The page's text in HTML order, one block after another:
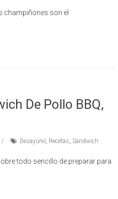
champiñones son el
De Pollo BBQ,
Desayuno, Recetas, Sandwich
todo sencillo de preparar para